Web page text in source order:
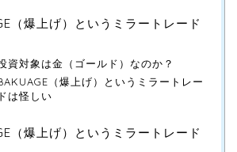
（爆上げ）というミラートレード
資対象は金（ゴールド）なのか？
（爆上げ）というミラートレー
ドは怪しい
（爆上げ）というミラートレード